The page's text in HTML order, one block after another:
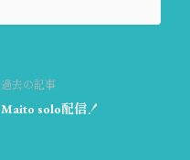
過去の記事
Maito solo配信！